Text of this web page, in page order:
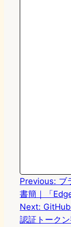
Previous: ブ
書簡｜「
Next:
認証トーク